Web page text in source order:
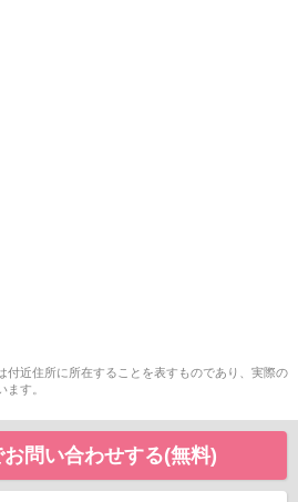
近住所に所在することを表すものであり、実際の
す。
問い合わせする(無料)